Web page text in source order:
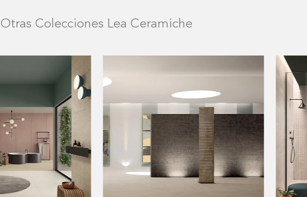
Otras Colecciones Lea Ceramiche